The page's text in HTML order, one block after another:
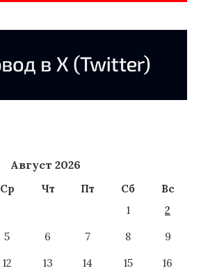
Август 2026
Ср Чт Пт Сб
Вс
1
2
5 6 7 8
9
12 13 14 15
16